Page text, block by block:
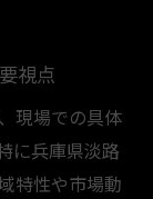
視点
現場での具体
に兵庫県淡路
特性や市場動